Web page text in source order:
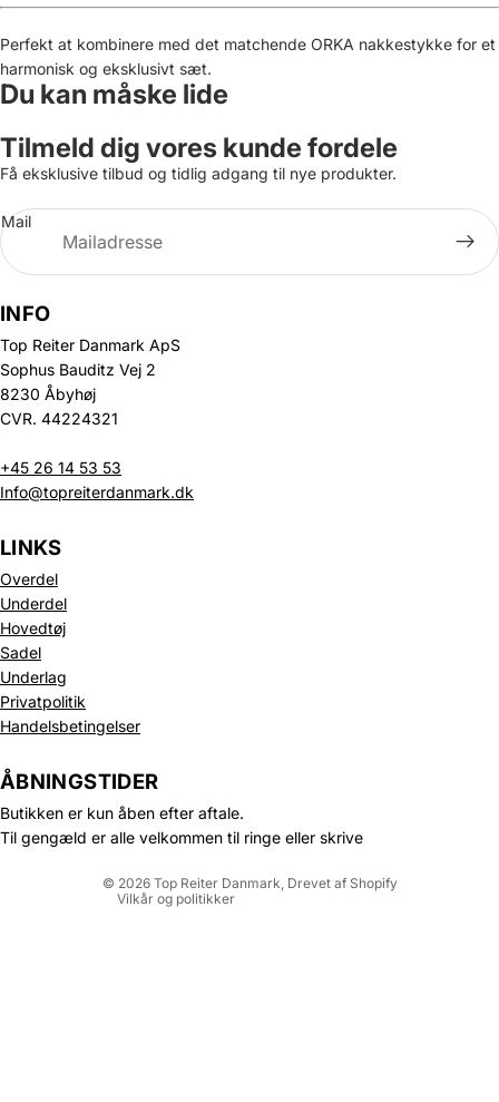
Perfekt at kombinere med det matchende ORKA nakkestykke for et
harmonisk og eksklusivt sæt.
Du kan måske lide
Tilmeld dig vores kunde fordele
Få eksklusive tilbud og tidlig adgang til nye produkter.
Mail
INFO
Top Reiter Danmark ApS
Sophus Bauditz Vej 2
8230 Åbyhøj
CVR. 44224321
+45 26 14 53 53
Info@topreiterdanmark.dk
LINKS
Overdel
Underdel
Hovedtøj
Sadel
Underlag
Privatpolitik
Handelsbetingelser
ÅBNINGSTIDER
Butikken er kun åben efter aftale.
Til gengæld er alle velkommen til ringe eller skrive
© 2026 Top Reiter Danmark, Drevet af Shopify
Vilkår og politikker
Politik om beskyttelse af persondata
Refusionspolitik
Leveringspolitik
Servicevilkår